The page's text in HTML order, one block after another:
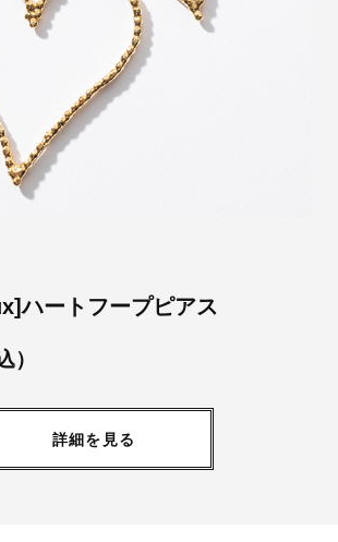
ハートフープピアス
）
詳細を見る